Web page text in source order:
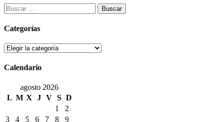
Buscar:
Categorías
Categorías
Calendario
agosto 2026
L M X J V S D
1
2
3
4 5 6 7 8
9